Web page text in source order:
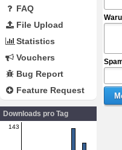
FAQ
File Upload
Statistics
Vouchers
Bug Report
Feature Request
Downloads pro Tag
143